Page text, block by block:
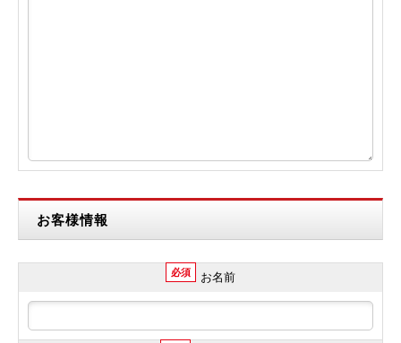
お客様情報
必須 お名前